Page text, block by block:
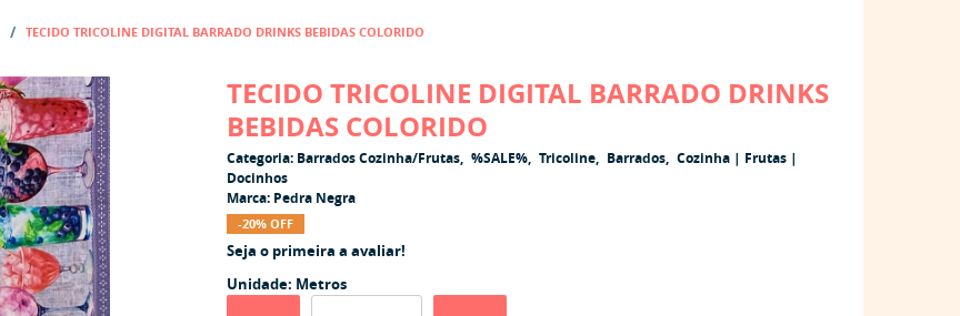
TECIDO TRICOLINE DIGITAL BARRADO DRINKS BEBIDAS COLORIDO
TECIDO TRICOLINE DIGITAL BARRADO DRINKS
BEBIDAS COLORIDO
Categoria: Barrados Cozinha/Frutas %SALE% Tricoline Barrados
Cozinha | Frutas |
Docinhos
Marca: Pedra Negra
-20% OFF
Seja o primeira a avaliar!
Unidade: Metros